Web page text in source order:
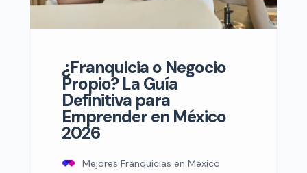
¿Franquicia o Negocio
Propio? La Guía
Definitiva para
Emprender en México
2026
Mejores Franquicias en México